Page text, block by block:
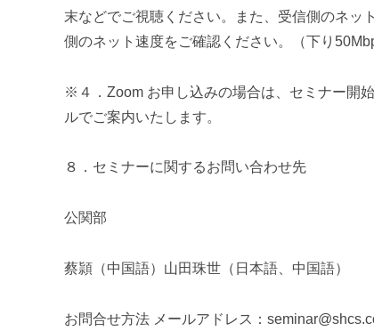
末などでご視聴ください。また、受信側のネッ
側のネット速度をご確認ください。（下り
※４．Zoom お申し込みの場合は、セミナー開
ルでご案内いたします。
８．セミナーに関するお問い合わせ先
公関部
蔡頴（中国語）山田珠世（日本語、中国語）
お問合せ方法 メールアドレス：